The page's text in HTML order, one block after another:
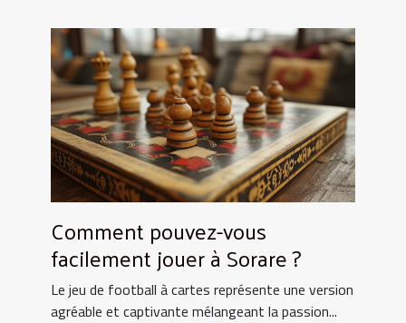
Comment pouvez-vous
facilement jouer à Sorare ?
Le jeu de football à cartes représente une version
agréable et captivante mélangeant la passion...